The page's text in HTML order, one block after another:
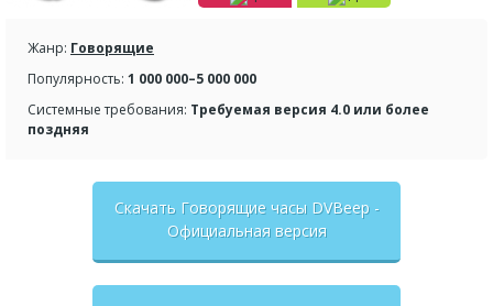
Жанр: Говорящие
Популярность: 1 000 000–5 000 000
Системные требования: Требуемая версия 4.0 или более
поздняя
Скачать Говорящие часы DVBeep -
Официальная версия